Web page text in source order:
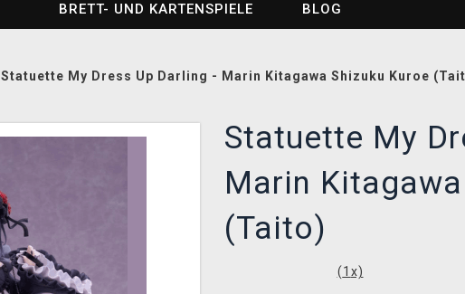
BRETT- UND KARTENSPIELE BLOG
Statuette My Dress Up Darling - Marin Kitagawa Shizuku Kuroe
Statuette My
Marin
(Taito)
(1 x)